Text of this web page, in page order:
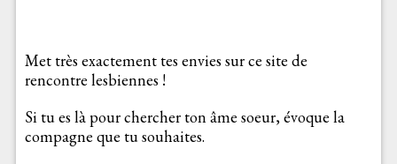
Met très exactement tes envies sur ce site de
rencontre lesbiennes !
Si tu es là pour chercher ton âme soeur, évoque la
compagne que tu souhaites.